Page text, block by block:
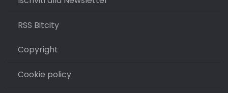
RSS Bitcity
Copyright
Cookie policy